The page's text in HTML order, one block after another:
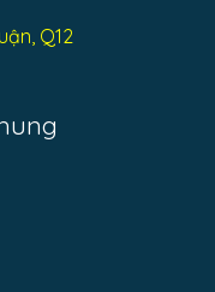
Q12